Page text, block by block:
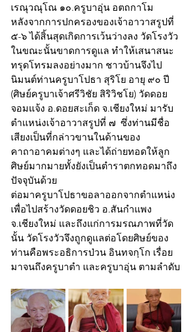
เรณุวณุโณ ๑๐.ครูบาอุ่น อตถกาโม
หลังจากการปกครองของเจ้าอาวาสรูปที่
๕-๖ ได้สิ้นสุดเกิดการเว้นว่างลง วัดโรงวัว
ในขณะนั้นขาดการดูแล ทำให้เสนาสนะ
ทรุดโทรมลงอย่างมาก ชาวบ้านจึงไป
นิมนต์ท่านครูบาโปธา สุริโย อายุ ๙๐ ปี
(ศิษย์ครูบาเจ้าศรีวิชัย สิริวิชโย) วัดดอย
จอมแจ้ง อ.ดอยสะเก็ด จ.เชียงใหม่ มารับ
ตำแหน่งเจ้าอาวาสรูปที่ ๗  ซึ่งท่านมีชื่อ
เสียงเป็นที่กล่าวขานในด้านของ
คาถาอาคมต่างๆ และได้ถ่ายทอดให้ลูก
ศิษย์มากมายทั้งยังเป็นตำราตกทอดมาถึง
ปัจจุบันด้วย
ต่อมาครูบาโปธาขอลาออกจากตำแหน่ง
เพื่อไปสร้างวัดดอยชิว อ.สันกำแพง
จ.เชียงใหม่ และถึงแก่การมรณภาพที่วัด
นั้น วัดโรงวัวจึงถูกดูแลต่อโดยศิษย์ของ
ท่านคือพระอธิการป่วน อินทจกฺโก เรื่อย
มาจนถึงครูบาตำ และครูบาอุ่น ตามลำดับ